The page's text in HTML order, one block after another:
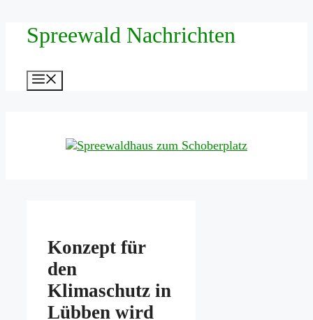
Zum
InhaltSpreewald Nachrichten
Konzept für
den
Klimaschutz in
Lübben wird